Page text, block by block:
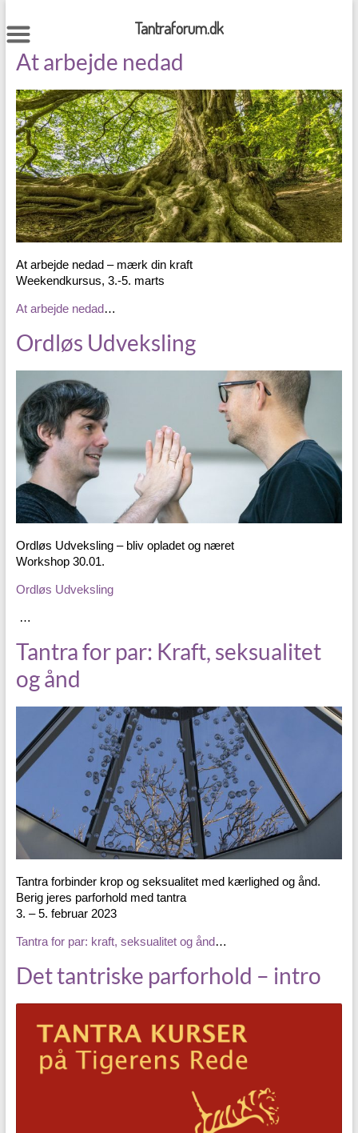
to
content
At arbejde nedad
At arbejde nedad – mærk din kraft
Weekendkursus, 3.-5. marts
At arbejde nedad…
Ordløs Udveksling
Ordløs Udveksling – bliv opladet og næret
Workshop 30.01.
Ordløs Udveksling
…
Tantra for par: Kraft, seksualitet
og ånd
Tantra forbinder krop og seksualitet med kærlighed og ånd.
Berig jeres parforhold med tantra
3. – 5. februar 2023
Tantra for par: kraft, seksualitet og ånd…
Det tantriske parforhold – intro
Tantraforum.dk